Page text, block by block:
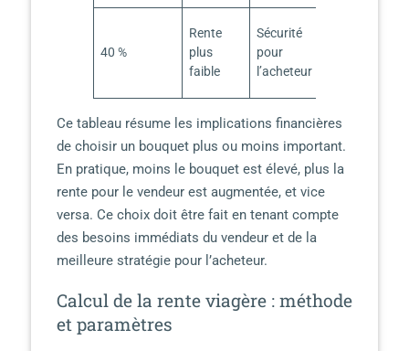
40 %
Rente
plus
faible
Sécurité
pour
l’acheteur
Ce tableau résume les implications financières
de choisir un bouquet plus ou moins important.
En pratique, moins le bouquet est élevé, plus la
rente pour le vendeur est augmentée, et vice
versa. Ce choix doit être fait en tenant compte
des besoins immédiats du vendeur et de la
meilleure stratégie pour l’acheteur.
Calcul de la rente viagère : méthode
et paramètres